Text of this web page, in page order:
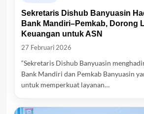
Sekretaris Dishub Banyuasin
Bank Mandiri–Pemkab, Dorong
Keuangan untuk ASN
27 Februari 2026
“Sekretaris Dishub Banyuasin
Bank Mandiri dan Pemkab Banyuasin
untuk memperkuat layanan…